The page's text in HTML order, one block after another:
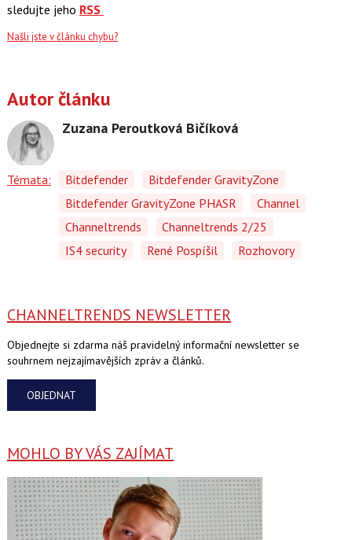
sledujte jeho RSS
Našli jste v článku chybu?
Autor článku
Zuzana Peroutková Bičíková
Témata: Bitdefender
Bitdefender GravityZone
Bitdefender GravityZone PHASR
Channel
Channeltrends
Channeltrends 2/25
IS4 security
René Pospíšil Rozhovory
CHANNELTRENDS NEWSLETTER
Objednejte si zdarma náš pravidelný informační newsletter se
souhrnem nejzajímavějších zpráv a článků.
OBJEDNAT
MOHLO BY VÁS ZAJÍMAT